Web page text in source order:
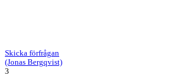
Skicka förfrågan
(Jonas Bergqvist)
3